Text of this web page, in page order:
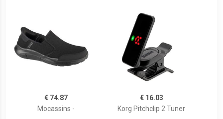
€ 74.87
Mocassins -
€ 16.03
Korg Pitchclip 2 Tuner